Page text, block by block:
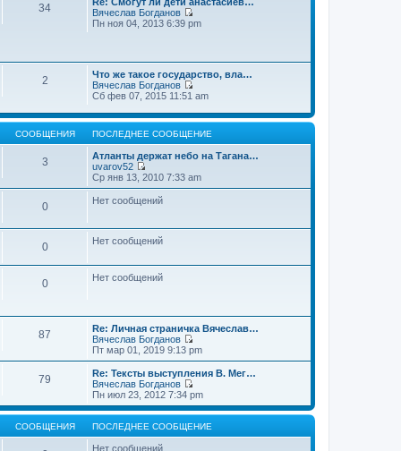
е
н
и
о
о
б
н
и
ю
с
л
е
м
у
с
о
б
щ
е
н
и
ю
и
п
д
е
м
у
с
о
о
щ
е
34
Вячеслав Богданов
П
й
т
к
о
с
л
д
е
м
е
Пн ноя 04, 2013 6:39 pm
2
Что же такое государство, вла…
Вячеслав Богданов
П
р
е
й
т
и
п
о
д
м
б
щ
н
и
ю
Сб фев 07, 2015 11:51 am
СООБЩЕНИЯ ПОСЛЕДНЕЕ СООБЩЕНИЕ
3
Атланты держат небо на Тагана…
uvarov52
П
е
р
е
т
и
с
д
н
е
м
о
о
б
щ
е
н
Ср янв 13, 2010 7:33 am
0 Нет сообщений
0 Нет сообщений
0 Нет сообщений
87
Re: Личная страничка Вячеслав…
Вячеслав Богданов
П
е
р
е
й
т
и
к
Пт мар 01, 2019 9:13 pm
79
Re: Тексты выступления В. Мег…
Вячеслав Богданов
П
е
р
е
й
Пн июл 23, 2012 7:34 pm
СООБЩЕНИЯ ПОСЛЕДНЕЕ СООБЩЕНИЕ
Нет сообщений